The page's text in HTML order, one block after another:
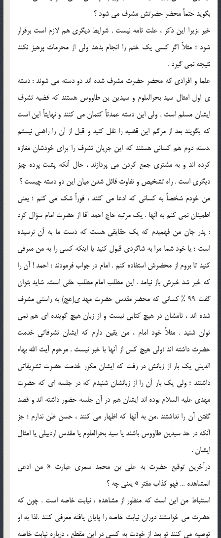
بگويد حتماً محضر حضرتش مشرف مي شود ؟
خير ،زيرا اين ذکر ، علت تامه نيست . شرايط ديگري هم لازم است برقرار
شود ؛ مثلاً اگر کسي يک ختم را انجام بدهد ولي از محرمات پرهيز نکند
نتيجه نمي گيرد .
علما و افرادي که محضر حضرت مشرف شده اند دو دسته مي شوند : دسته
ي اول امثال سيد بحرالعلوم و سيدين بن طاووس هستند که قضيه تشرف
ايشان مسلم است . ولي اين دسته عمدتاً کتمان مي کنند و نهايتاً اين است
که بگويند بعد از مرگم اين قضيه را نقل کنيد و قبل از آن را راضي نيستم
.دسته دوم هم کساني هستند که اين جريان تشرف را براي خودشان مغازه
کرده اند و به مشتري جمع کردن مي پردازند ، حال آنکه پشت پرده چيز
ديگري است . راه تشخيص و تفاوت قائل شدن ميان اين دو دسته چيست ؟
من خودم شخصاً به کساني که ادعا مي کنند ، فوراً شک مي کنم ؛ يعني
اطمينان نمي کنم به آنها . يک مرتبه حاج احمد آقا از حضرت امام سؤال کرد
: پدر جان من فهميدم که يک حقايقي هست که دست ما به آن نرسيده
است ؛ يا خود شما مرا به شاگردي قبول کنيد يا اينکه کسي را به من معرفي
کنيد تا بروم از محضرش استفاده کنم . امام در جواب فرمودند : احمد ! آن را
که خبر شد خبرش باز نيامد . اين مطلب امام مطلب حقي است. شايد بتوان
گفت 99 % کساني که محضر مقدس حضرت مهد ي(عج) به راستي مشرف
شده اند ، نامشان در هيچ کتابي نيست و از زبان هيچ گوينده اي هم نمي
توان شنيد . مثلاً خود امام ، من يقين دارم که ايشان تشرفاتي خدمت
حضرت داشته اند ؛ولي هيچ کس از آنها با خبر نيست . مرحوم آيت الله بهاء
الديني يک بار از زبانش در رفت که ايشان مکرر خدمت حضرت تشريفاتي
داشتند ؛ ولي يک بار آن را از زبانشان شنيدم که در جلسه اي که حضرت
مهدي عليه السلام بوده اند ايشان هم در آن جلسه حضور داشته اند و قصد
گفتن آن را نداشتند .من به آنها که اظهار مي کنند ، حسن ظن ندارم ؛ جز
آنکه در حد سيدين طاووس باشند يا سيد بحرالعلوم يا مقدس اردبيلي يا امثال
ايشان .
درآخرين توقيع حضرت به علي بن محمد سمري عبارت « من ادعي
المشاهده … فهو کذاب مفتر » يعني چه ؟
استنباط من اين است که منظور از مشاهده ، نيابت خاصه است . چون که
حضرت مي خواستند دوران نيابت خاصه را پايان يافته معرفي کنند .لذا به او
توصيه مي کنند تو بعد از خودت به کسي در اين مقطع ، درباره نيابت خاصه